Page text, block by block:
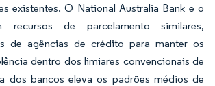
existentes. O National Australia Bank e o
recursos de parcelamento similares,
de agências de crédito para manter os
dentro dos limiares convencionais de
dos bancos eleva os padrões médios de